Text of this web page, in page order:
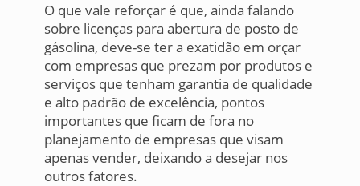
O que vale reforçar é que, ainda falando
sobre licenças para abertura de posto de
gásolina, deve-se ter a exatidão em orçar
com empresas que prezam por produtos e
serviços que tenham garantia de qualidade
e alto padrão de excelência, pontos
importantes que ficam de fora no
planejamento de empresas que visam
apenas vender, deixando a desejar nos
outros fatores.